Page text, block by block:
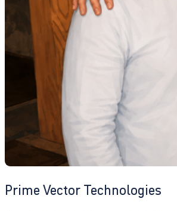
Prime Vector Technologies